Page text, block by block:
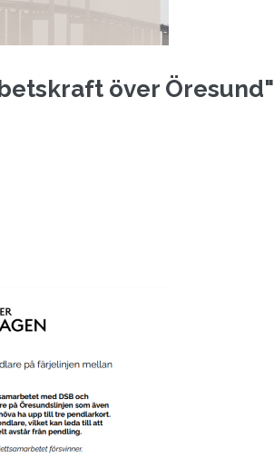
över Öresund"